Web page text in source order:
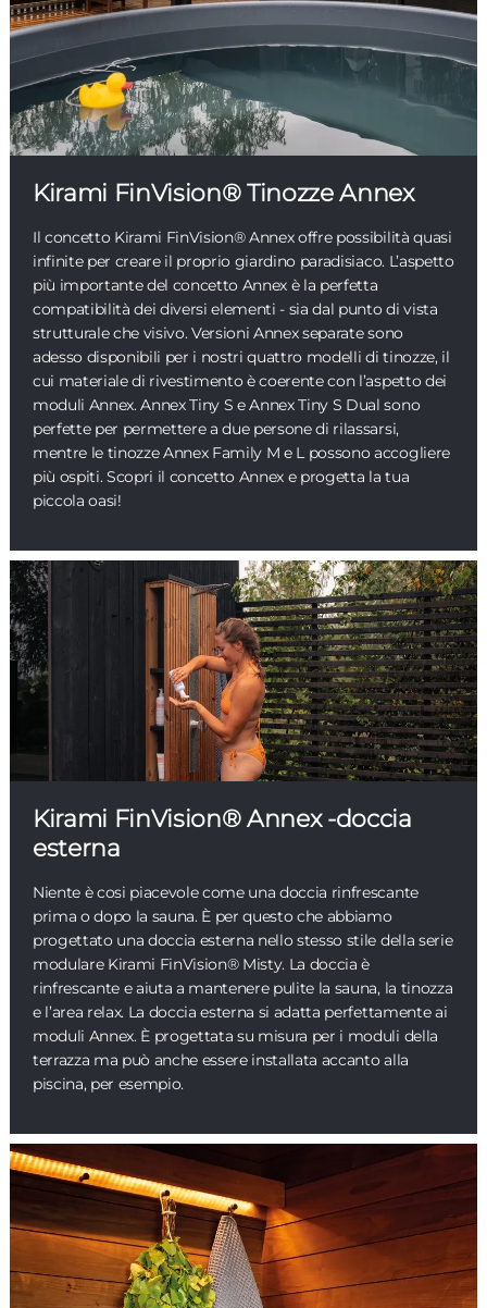
Kirami FinVision® Tinozze Annex
Il concetto Kirami FinVision® Annex offre possibilità quasi
infinite per creare il proprio giardino paradisiaco. L’aspetto
più importante del concetto Annex è la perfetta
compatibilità dei diversi elementi - sia dal punto di vista
strutturale che visivo. Versioni Annex separate sono
adesso disponibili per i nostri quattro modelli di tinozze, il
cui materiale di rivestimento è coerente con l’aspetto dei
moduli Annex. Annex Tiny S e Annex Tiny S Dual sono
perfette per permettere a due persone di rilassarsi,
mentre le tinozze Annex Family M e L possono accogliere
più ospiti. Scopri il concetto Annex e progetta la tua
piccola oasi!
Kirami FinVision® Annex -doccia
esterna
Niente è cosi piacevole come una doccia rinfrescante
prima o dopo la sauna. È per questo che abbiamo
progettato una doccia esterna nello stesso stile della serie
modulare Kirami FinVision® Misty. La doccia è
rinfrescante e aiuta a mantenere pulite la sauna, la tinozza
e l’area relax. La doccia esterna si adatta perfettamente ai
moduli Annex. È progettata su misura per i moduli della
terrazza ma può anche essere installata accanto alla
piscina, per esempio.